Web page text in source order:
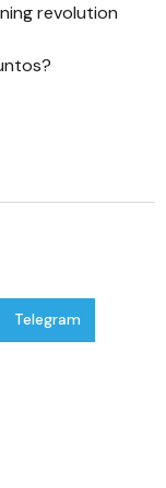
revolution
Telegram